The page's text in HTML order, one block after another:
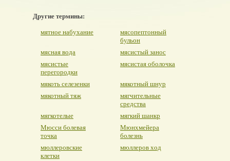
Другие термины:
мятное набухание
мясопептонный
бульон
мясная вода
мясистый занос
мясистые
перегородки
мясистая оболочка
мякоть селезенки
мякотный шнур
мякотный тяж
мягчительные
средства
мягкотелые
мягкий шанкр
Мюсси болевая
точка
Мюнхмейера
болезнь
мюллеровские
клетки
мюллеров ход